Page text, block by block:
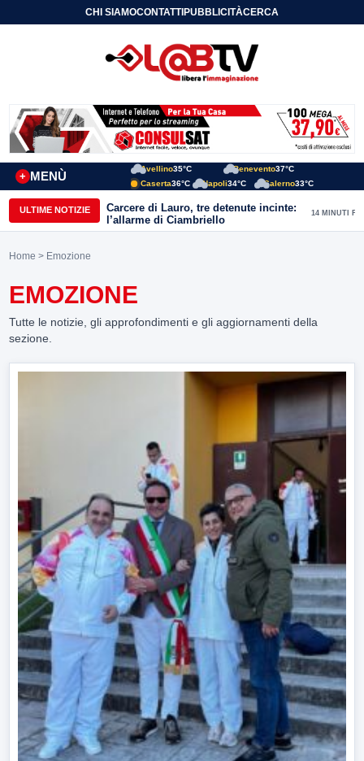
CHI SIAMOCONTATTIPUBBLICITÀCERCA
MENÙ
+
Avellino35°C Benevento37°C
Caserta36°C Napoli34°C Salerno33°C
ULTIME NOTIZIE
Carcere di Lauro, tre detenute incinte:
l’allarme di Ciambriello
14 MINUTI FA
Home > Emozione
EMOZIONE
Tutte le notizie, gli approfondimenti e gli aggiornamenti della
sezione.